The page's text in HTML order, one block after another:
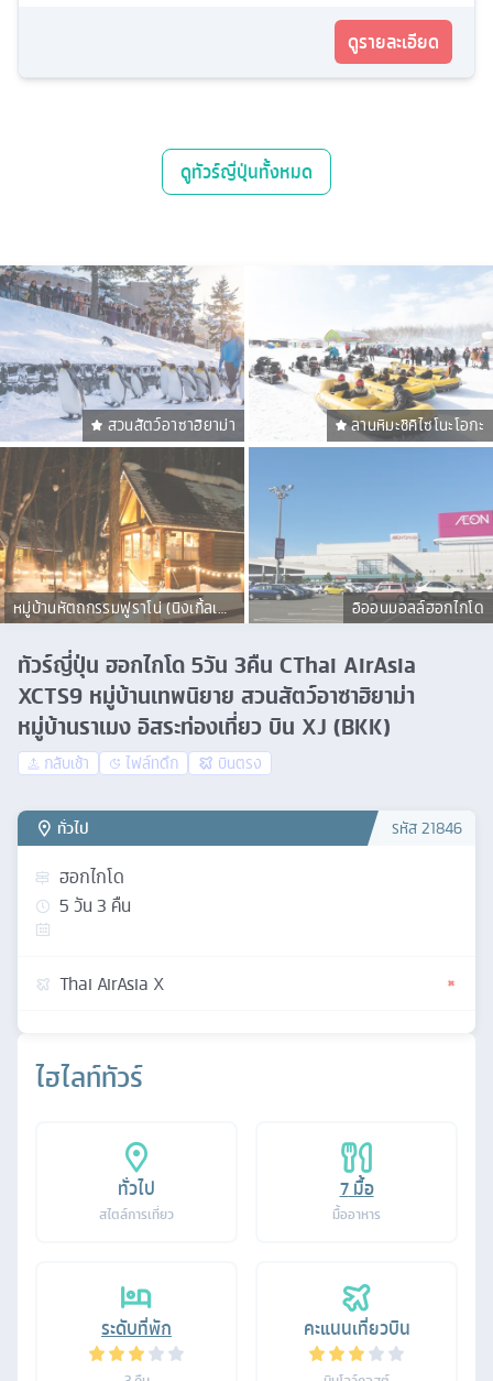
ดูรายละเอียด
ดูทัวร์ญี่ปุ่นทั้งหมด
สวนสัตว์อาซาฮิยาม่า ลานหิมะชิคิไซโนะโอกะ
หมู่บ้านหัตถกรรมฟูราโน่ (นิงเกิ้ลเท
อเรส)
อิออนมอลล์ฮอกไกโด
ทัวร์ญี่ปุ่น ฮอกไกโด 5วัน 3คืน CThai AirAsia
XCTS9 หมู่บ้านเทพนิยาย สวนสัตว์อาซาฮิยาม่า
หมู่บ้านราเมง อิสระท่องเที่ยว บิน XJ (BKK)
กลับเช้า ไฟล์ทดึก บินตรง
ไฮไลท์ทัวร์
ทั่วไป
สไตล์การเที่ยว
7มื้อ
มื้ออาหาร
ระดับที่พัก คะแนนเที่ยวบิน
ทั่วไป รหัส21846
ฮอกไกโด
5วัน3 คืน
Thai AirAsia X